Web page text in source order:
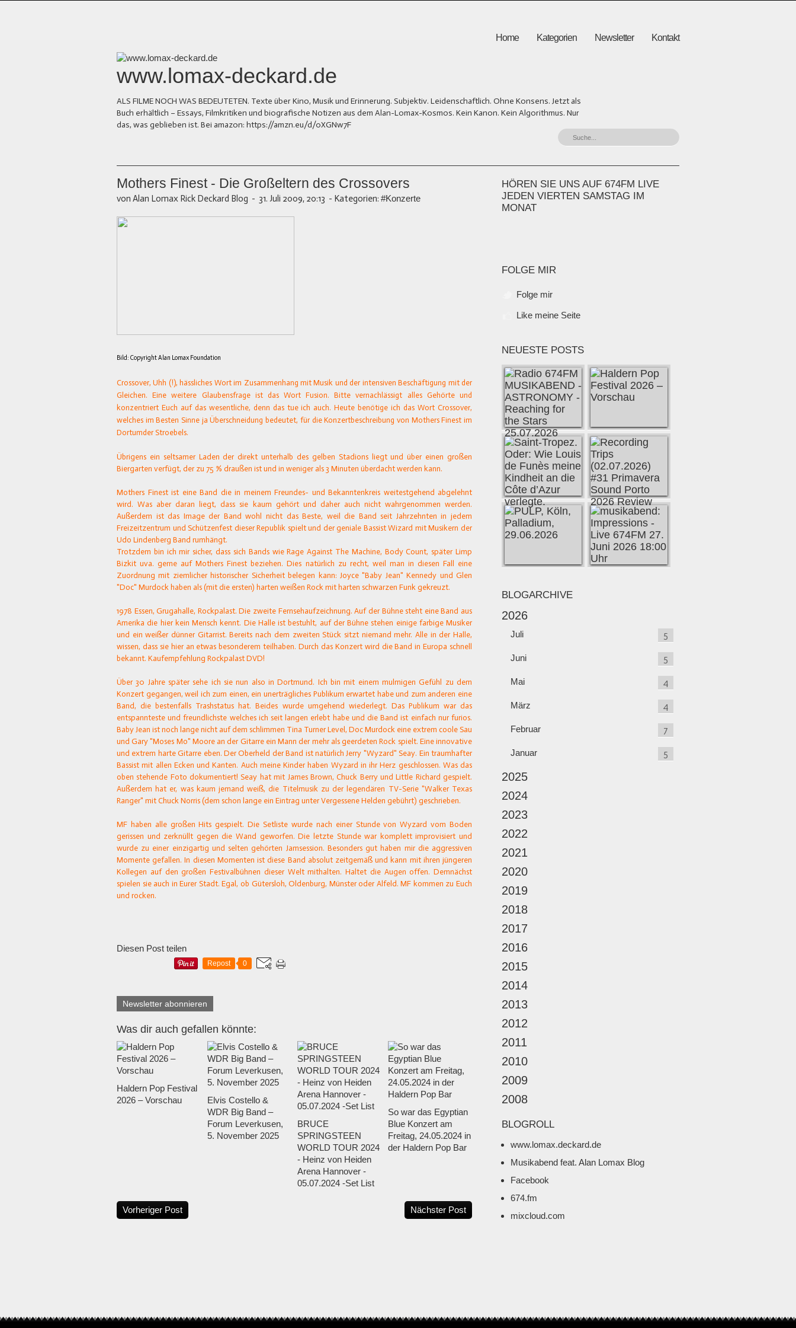
Home Kategorien Newsletter Kontakt
www.lomax-deckard.de
ALS FILME NOCH WAS BEDEUTETEN. Texte über Kino, Musik und Erinnerung. Subjektiv. Leidenschaftlich. Ohne Konsens. Jetzt als
Buch erhältlich – Essays, Filmkritiken und biografische Notizen aus dem Alan-Lomax-Kosmos. Kein Kanon. Kein Algorithmus. Nur
das, was geblieben ist. Bei amazon: https://amzn.eu/d/0XGNw7F
Mothers Finest - Die Großeltern des Crossovers
von Alan Lomax Rick Deckard Blog - 31. Juli 2009, 20:13 - Kategorien: #Konzerte
Bild: Copyright Alan Lomax Foundation
Crossover, Uhh (!), hässliches Wort im Zusammenhang mit Musik und der intensiven Beschäftigung mit der
Gleichen. Eine weitere Glaubensfrage ist das Wort Fusion. Bitte vernachlässigt alles Gehörte und
konzentriert Euch auf das wesentliche, denn das tue ich auch. Heute benötige ich das Wort Crossover,
welches im Besten Sinne ja Überschneidung bedeutet, für die Konzertbeschreibung von Mothers Finest im
Dortumder Stroebels.
Übrigens ein seltsamer Laden der direkt unterhalb des gelben Stadions liegt und über einen großen
Biergarten verfügt, der zu 75 % draußen ist und in weniger als 3 Minuten überdacht werden kann.
Mothers Finest ist eine Band die in meinem Freundes- und Bekanntenkreis weitestgehend abgelehnt
wird. Was aber daran liegt, dass sie kaum gehört und daher auch nicht wahrgenommen werden.
Außerdem ist das Image der Band wohl nicht das Beste, weil die Band seit Jahrzehnten in jedem
Freizeitzentrum und Schützenfest dieser Republik spielt und der geniale Bassist Wizard mit Musikern der
Udo Lindenberg Band rumhängt.
Trotzdem bin ich mir sicher, dass sich Bands wie Rage Against The Machine, Body Count, später Limp
Bizkit uva. gerne auf Mothers Finest beziehen. Dies natürlich zu recht, weil man in diesen Fall eine
Zuordnung mit ziemlicher historischer Sicherheit belegen kann: Joyce "Baby Jean" Kennedy und Glen
"Doc" Murdock haben als (mit die ersten) harten weißen Rock mit harten schwarzen Funk gekreuzt.
1978 Essen, Grugahalle, Rockpalast. Die zweite Fernsehaufzeichnung. Auf der Bühne steht eine Band aus
Amerika die hier kein Mensch kennt. Die Halle ist bestuhlt, auf der Bühne stehen einige farbige Musiker
und ein weißer dünner Gitarrist. Bereits nach dem zweiten Stück sitzt niemand mehr. Alle in der Halle,
wissen, dass sie hier an etwas besonderem teilhaben. Durch das Konzert wird die Band in Europa schnell
bekannt. Kaufempfehlung Rockpalast DVD!
Über 30 Jahre später sehe ich sie nun also in Dortmund. Ich bin mit einem mulmigen Gefühl zu dem
Konzert gegangen, weil ich zum einen, ein unerträgliches Publikum erwartet habe und zum anderen eine
Band, die bestenfalls Trashstatus hat. Beides wurde umgehend wiederlegt. Das Publikum war das
entspannteste und freundlichste welches ich seit langen erlebt habe und die Band ist einfach nur furios.
Baby Jean ist noch lange nicht auf dem schlimmen Tina Turner Level, Doc Murdock eine extrem coole Sau
und Gary "Moses Mo" Moore an der Gitarre ein Mann der mehr als geerdeten Rock spielt. Eine innovative
und extrem harte Gitarre eben. Der Oberheld der Band ist natürlich Jerry "Wyzard" Seay. Ein traumhafter
Bassist mit allen Ecken und Kanten. Auch meine Kinder haben Wyzard in ihr Herz geschlossen. Was das
oben stehende Foto dokumentiert! Seay hat mit James Brown, Chuck Berry und Little Richard gespielt.
Außerdem hat er, was kaum jemand weiß, die Titelmusik zu der legendären TV-Serie "Walker Texas
Ranger" mit Chuck Norris (dem schon lange ein Eintrag unter Vergessene Helden gebührt) geschrieben.
MF haben alle großen Hits gespielt. Die Setliste wurde nach einer Stunde von Wyzard vom Boden
gerissen und zerknüllt gegen die Wand geworfen. Die letzte Stunde war komplett improvisiert und
wurde zu einer einzigartig und selten gehörten Jamsession. Besonders gut haben mir die aggressiven
Momente gefallen. In diesen Momenten ist diese Band absolut zeitgemäß und kann mit ihren jüngeren
Kollegen auf den großen Festivalbühnen dieser Welt mithalten. Haltet die Augen offen. Demnächst
spielen sie auch in Eurer Stadt. Egal, ob Gütersloh, Oldenburg, Münster oder Alfeld. MF kommen zu Euch
und rocken.
Diesen Post teilen
Repost 0
Newsletter abonnieren
Was dir auch gefallen könnte:
Haldern Pop Festival
2026 – Vorschau
Elvis Costello &
WDR Big Band –
Forum Leverkusen,
5. November 2025
BRUCE
SPRINGSTEEN
WORLD TOUR 2024
- Heinz von Heiden
Arena Hannover -
05.07.2024 -Set List
So war das Egyptian
Blue Konzert am
Freitag, 24.05.2024 in
der Haldern Pop Bar
Vorheriger Post Nächster Post
HÖREN SIE UNS AUF 674FM LIVE
JEDEN VIERTEN SAMSTAG IM
MONAT
FOLGE MIR
Folge mir
Like meine Seite
NEUESTE POSTS
BLOGARCHIVE
2026
Juli 5
Juni 5
Mai 4
März 4
Februar 7
Januar 5
2025
2024
2023
2022
2021
2020
2019
2018
2017
2016
2015
2014
2013
2012
2011
2010
2009
2008
BLOGROLL
www.lomax.deckard.de
Musikabend feat. Alan Lomax Blog
Facebook
674.fm
mixcloud.com